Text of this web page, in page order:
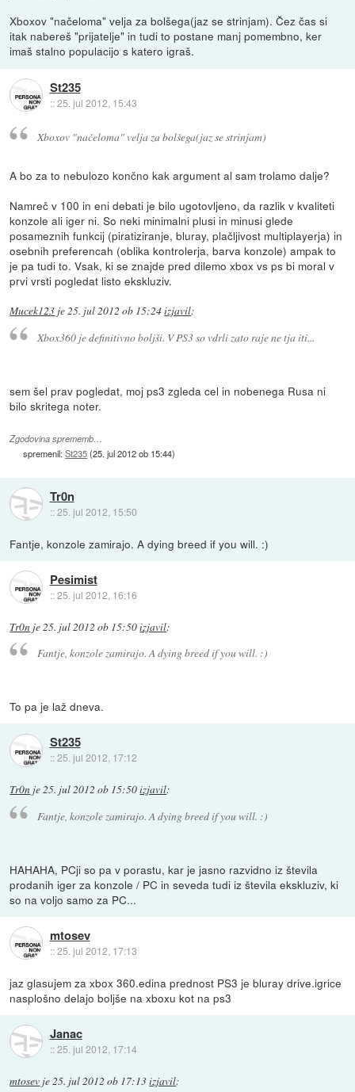
Xboxov "načeloma" velja za bolšega(jaz se strinjam). Čez čas si
itak nabereš "prijatelje" in tudi to postane manj pomembno, ker
imaš stalno populacijo s katero igraš.
St235
::25. jul 2012, 15:43
Xboxov "načeloma" velja za bolšega(jaz se strinjam)
A bo za to nebulozo končno kak argument al sam trolamo dalje?
Namreč v 100 in eni debati je bilo ugotovljeno, da razlik v kvaliteti
konzole ali iger ni. So neki minimalni plusi in minusi glede
posameznih funkcij (piratiziranje, bluray, plačljivost multiplayerja) in
osebnih preferencah (oblika kontrolerja, barva konzole) ampak to
je pa tudi to. Vsak, ki se znajde pred dilemo xbox vs ps bi moral v
prvi vrsti pogledat listo ekskluziv.
Mucek123 je25. jul 2012 ob 15:24izjavil:
Xbox360 je definitivno boljši. V PS3 so vdrli zato raje ne tja iti...
sem šel prav pogledat, moj ps3 zgleda cel in nobenega Rusa ni
bilo skritega noter.
Zgodovina sprememb…
spremenil:St235(25. jul 2012 ob 15:44)
Tr0n
::25. jul 2012, 15:50
Fantje, konzole zamirajo. A dying breed if you will. :)
Pesimist
::25. jul 2012, 16:16
Tr0n je25. jul 2012 ob 15:50izjavil:
Fantje, konzole zamirajo. A dying breed if you will. :)
To pa je laž dneva.
St235
::25. jul 2012, 17:12
Tr0n je25. jul 2012 ob 15:50izjavil:
Fantje, konzole zamirajo. A dying breed if you will. :)
HAHAHA, PCji so pa v porastu, kar je jasno razvidno iz števila
prodanih iger za konzole / PC in seveda tudi iz števila ekskluziv, ki
so na voljo samo za PC...
mtosev
::25. jul 2012, 17:13
jaz glasujem za xbox 360.edina prednost PS3 je bluray drive.igrice
nasplošno delajo boljše na xboxu kot na ps3
Janac
::25. jul 2012, 17:14
mtosev je25. jul 2012 ob 17:13izjavil: